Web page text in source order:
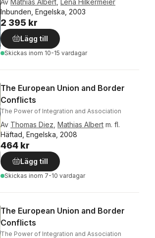
Av Mathias Albert Lena Hilkermeier
Inbunden, Engelska, 2003
2 395 kr
Lägg till
Skickas inom 10-15 vardagar
The European Union and Border
Conflicts
The Power of Integration and Association
Av Thomas Diez Mathias Albert m. fl.
Häftad, Engelska, 2008
464 kr
Lägg till
Skickas inom 7-10 vardagar
The European Union and Border
Conflicts
The Power of Integration and Association